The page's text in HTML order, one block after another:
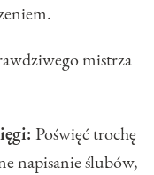
mistrza
Poświęć trochę
napisanie ślubów,